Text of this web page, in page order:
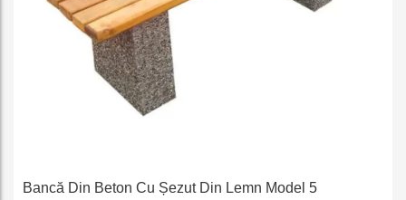
Bancă Din Beton Cu Șezut Din Lemn Model 5